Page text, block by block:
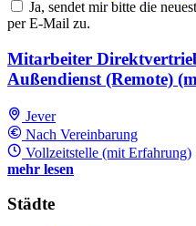
Ja, sendet mir bitte die
per E-Mail zu.
Mitarbeiter
Außendienst (Remote)
Jever
Nach Vereinbarung
Vollzeitstelle (mit Erfahrung)
mehr lesen
Städte